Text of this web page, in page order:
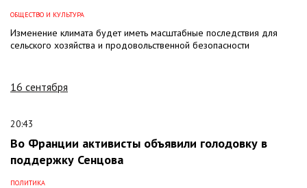
ОБЩЕСТВО И КУЛЬТУРА
Изменение климата будет иметь масштабные последствия для
сельского хозяйства и продовольственной безопасности
16 сентября
20:43
Во Франции активисты объявили голодовку в
поддержку Сенцова
ПОЛИТИКА